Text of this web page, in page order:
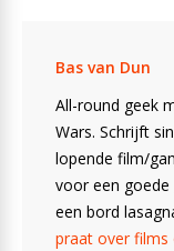
Bas van Dun
All-round geek
Wars. Schrijft
lopende film/
voor een
een bord
praat over films